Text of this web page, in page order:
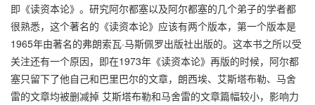
即《读资本论》。研究阿尔都塞以及阿尔都塞的几个弟子的学者都
很熟悉，这个著名的《读资本论》应该有两个版本，第一个版本是
1965年由著名的弗朗索瓦·马斯佩罗出版社出版的。这本书之所以受
关注还有一个原因，即在1973年《读资本论》再版的时候，阿尔都
塞只留下了他自己和巴里巴尔的文章，朗西埃、艾斯塔布勒、马舍
雷的文章均被删减掉 艾斯塔布勒和马舍雷的文章篇幅较小，影响力